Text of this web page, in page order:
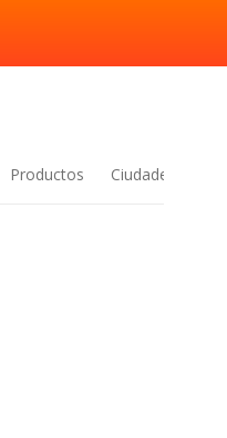
Productos Ciudades